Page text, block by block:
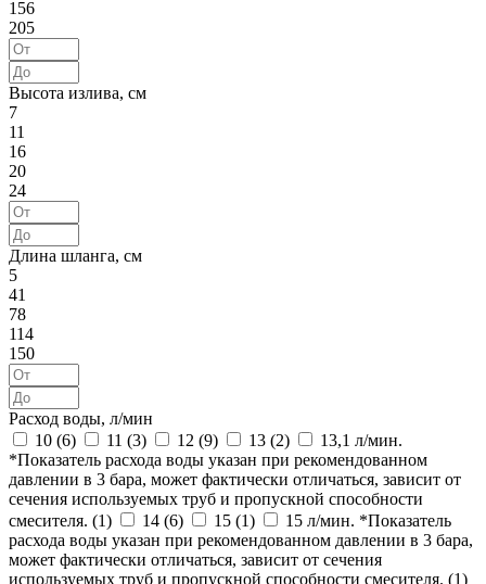
156
205
Высота излива, см
7
11
16
20
24
Длина шланга, см
5
41
78
114
150
Расход воды, л/мин
10 (6) 11 (3) 12 (9) 13 (2)
13,1 л/мин.
*Показатель расхода воды указан при рекомендованном
давлении в 3 бара, может фактически отличаться, зависит от
сечения используемых труб и пропускной способности
смесителя. (1) 14 (6) 15 (1)
15 л/мин. *Показатель
расхода воды указан при рекомендованном давлении в 3 бара,
может фактически отличаться, зависит от сечения
используемых труб и пропускной способности смесителя. (1)